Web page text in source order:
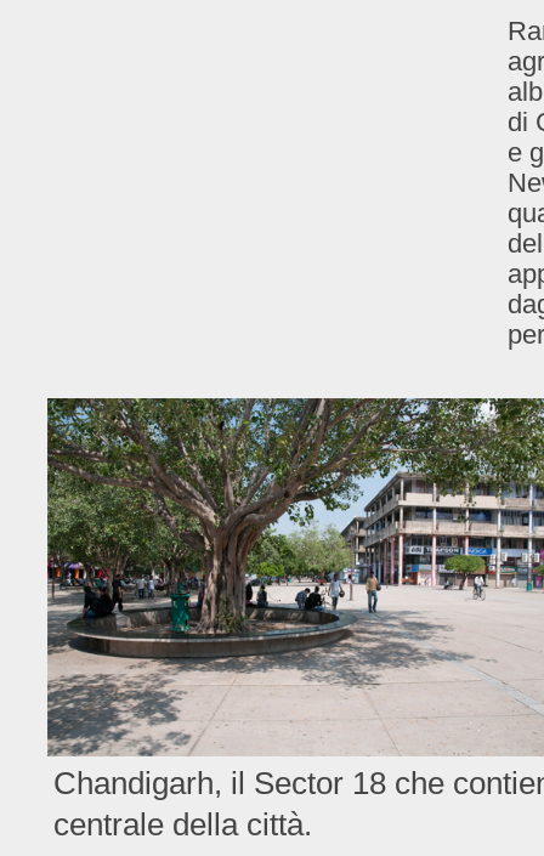
di
e
Chandigarh, il Sector 18 che
centrale della città.